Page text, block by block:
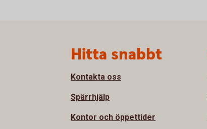
Hitta snabbt
Kontakta oss
Spärrhjälp
Kontor och öppettider